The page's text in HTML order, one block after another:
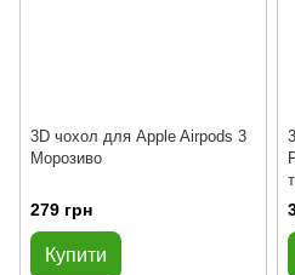
3D чохол для Apple Airpods 3
Морозиво
279 грн
Купити